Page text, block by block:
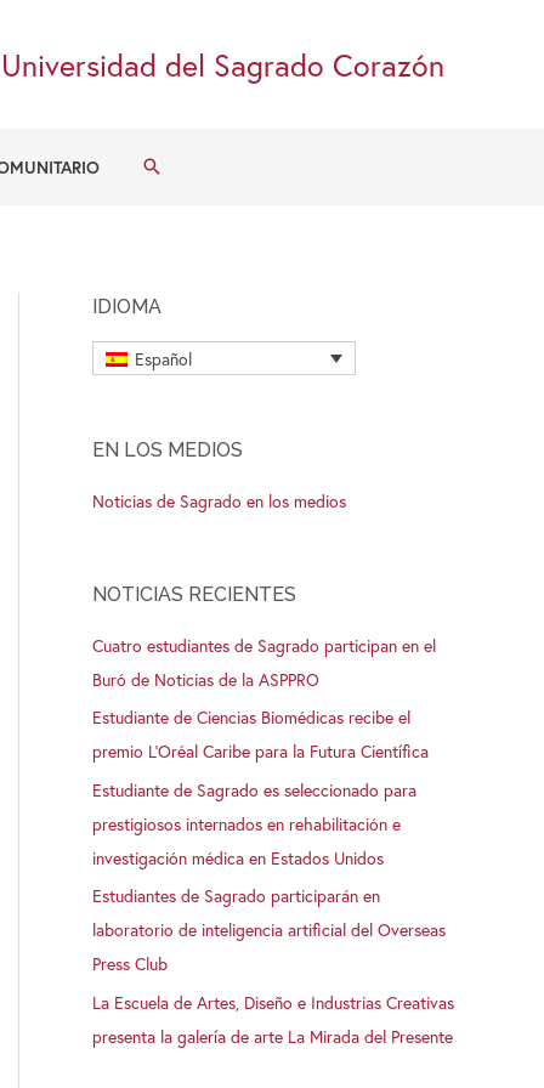
Universidad del Sagrado Corazón
Buscar
IDIOMA
Español
EN LOS MEDIOS
Noticias de Sagrado en los medios
NOTICIAS RECIENTES
Cuatro estudiantes de Sagrado participan en el
Buró de Noticias de la ASPPRO
Estudiante de Ciencias Biomédicas recibe el
premio L’Oréal Caribe para la Futura Científica
Estudiante de Sagrado es seleccionado para
prestigiosos internados en rehabilitación e
investigación médica en Estados Unidos
Estudiantes de Sagrado participarán en
laboratorio de inteligencia artificial del Overseas
Press Club
La Escuela de Artes, Diseño e Industrias Creativas
presenta la galería de arte La Mirada del Presente